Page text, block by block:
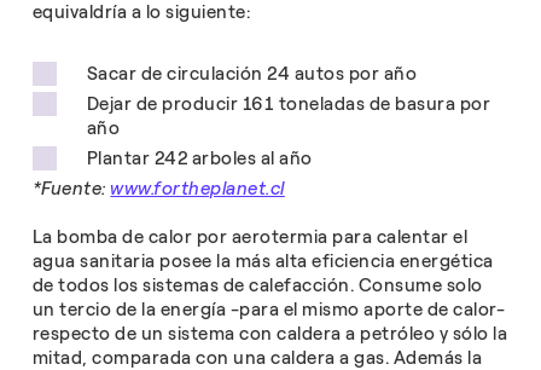
equivaldría a lo siguiente:
Sacar de circulación 24 autos por año
Dejar de producir 161 toneladas de basura por
año
Plantar 242 arboles al año
*Fuente:www.fortheplanet.cl
La bomba de calor por aerotermia para calentar el
agua sanitaria posee la más alta eficiencia energética
de todos los sistemas de calefacción. Consume solo
un tercio de la energía -para el mismo aporte de calor-
respecto de un sistema con caldera a petróleo y sólo la
mitad, comparada con una caldera a gas. Además la